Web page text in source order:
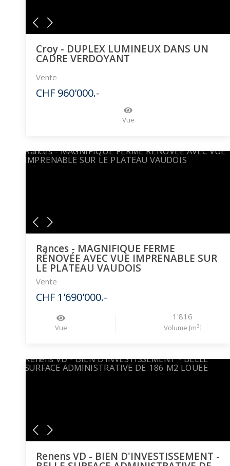
Croy - DUPLEX LUMINEUX DANS UN
CADRE VERDOYANT
Vente
CHF 960'000.-
Vue
Rances - MAGNIFIQUE FERME
RÉNOVÉE AVEC VUE IMPRENABLE SUR
LE PLATEAU VAUDOIS
Vente
CHF 1'690'000.-
Vue
1'816
Volume [m3]
Renens VD - BIEN D'INVESTISSEMENT -